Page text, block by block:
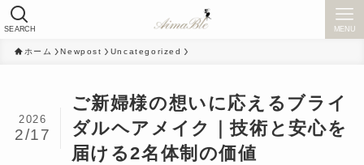
SEARCH MENU
ホーム Newpost Uncategorized
ご新婦様の想いに応えるブライ
ダルヘアメイク｜技術と安心を
届ける2名体制の価値
2026
2/17